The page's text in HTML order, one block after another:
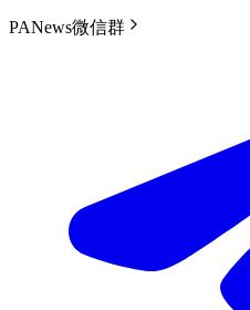
PANews微信群